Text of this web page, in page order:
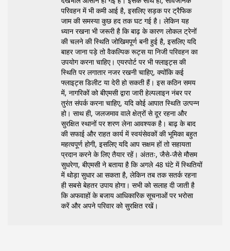
परिवहन में भी कमी आई है, इसलिए सड़क पर ट्रैफिक
जाम की समस्या कुछ हद तक घट गई है। लेकिन यह
ध्यान रखना भी जरूरी है कि बाढ़ के कारण लोकल ट्रेनों
की चलने की स्थिति जोखिमपूर्ण बनी हुई है, इसलिए यदि
बाहर जाना पड़े तो वैकल्पिक रूट्स या निजी परिवहन का
उपयोग करना चाहिए। एयरपोर्ट पर भी फ्लाइट्स की
स्थिति पर लगातार नजर रखनी चाहिए, क्योंकि कई
फ्लाइट्स डिलीट या देरी हो सकती हैं। इस कठिन समय
में, नागरिकों को बीएमसी द्वारा जारी हेल्पलाइन नंबर पर
तुरंत संपर्क करना चाहिए, यदि कोई आपात स्थिति उत्पन्न
हो। साथ ही, जलजमाव वाले क्षेत्रों से दूर रहना और
सुरक्षित स्थानों पर शरण लेना आवश्यक है। बाढ़ के बाद
की सफाई और राहत कार्य में स्वयंसेवकों की भूमिका बहुत
महत्वपूर्ण होगी, इसलिए यदि आप सक्षम हों तो सहायता
प्रदान करने के लिए तैयार रहें। अंततः, जैसे-जैसे मौसम
सुधरेगा, बीएमसी ने बताया है कि अगले 48 घंटे में स्थितियों
में थोड़ा सुधार आ सकता है, लेकिन तब तक सतर्क रहना
ही सबसे बेहतर उपाय होगा। सभी को सलाह दी जाती है
कि अफवाहों के बजाय आधिकारिक सूचनाओं पर भरोसा
करें और अपने परिवार को सुरक्षित रखें।